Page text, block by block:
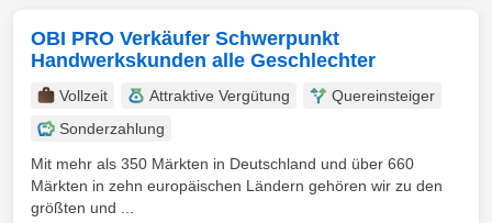
OBI PRO Verkäufer Schwerpunkt
Handwerkskunden alle Geschlechter
Vollzeit Attraktive Vergütung
Quereinsteiger
Sonderzahlung
Mit mehr als 350 Märkten in Deutschland und über 660
Märkten in zehn europäischen Ländern gehören wir zu den
größten und ...